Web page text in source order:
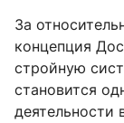
За
концепция
стройную
становится
деятельности